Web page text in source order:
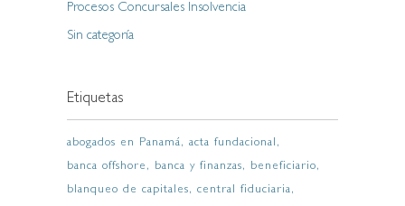
Procesos Concursales Insolvencia
Sin categoría
Etiquetas
abogados en Panamá
acta fundacional
banca offshore
banca y finanzas
beneficiario
blanqueo de capitales
central fiduciaria